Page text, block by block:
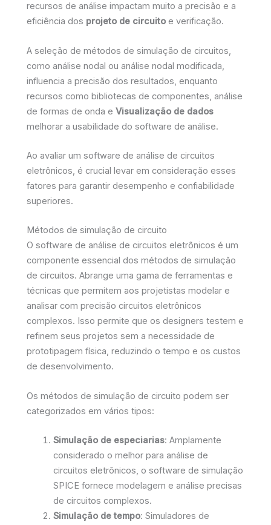
recursos de análise impactam muito a precisão e a
eficiência dos projeto de circuito e verificação.
A seleção de métodos de simulação de circuitos,
como análise nodal ou análise nodal modificada,
influencia a precisão dos resultados, enquanto
recursos como bibliotecas de componentes, análise
de formas de onda e Visualização de dados
melhorar a usabilidade do software de análise.
Ao avaliar um software de análise de circuitos
eletrônicos, é crucial levar em consideração esses
fatores para garantir desempenho e confiabilidade
superiores.
Métodos de simulação de circuito
O software de análise de circuitos eletrônicos é um
componente essencial dos métodos de simulação
de circuitos. Abrange uma gama de ferramentas e
técnicas que permitem aos projetistas modelar e
analisar com precisão circuitos eletrônicos
complexos. Isso permite que os designers testem e
refinem seus projetos sem a necessidade de
prototipagem física, reduzindo o tempo e os custos
de desenvolvimento.
Os métodos de simulação de circuito podem ser
categorizados em vários tipos:
Simulação de especiarias: Amplamente
considerado o melhor para análise de
circuitos eletrônicos, o software de simulação
SPICE fornece modelagem e análise precisas
de circuitos complexos.
Simulação de tempo: Simuladores de